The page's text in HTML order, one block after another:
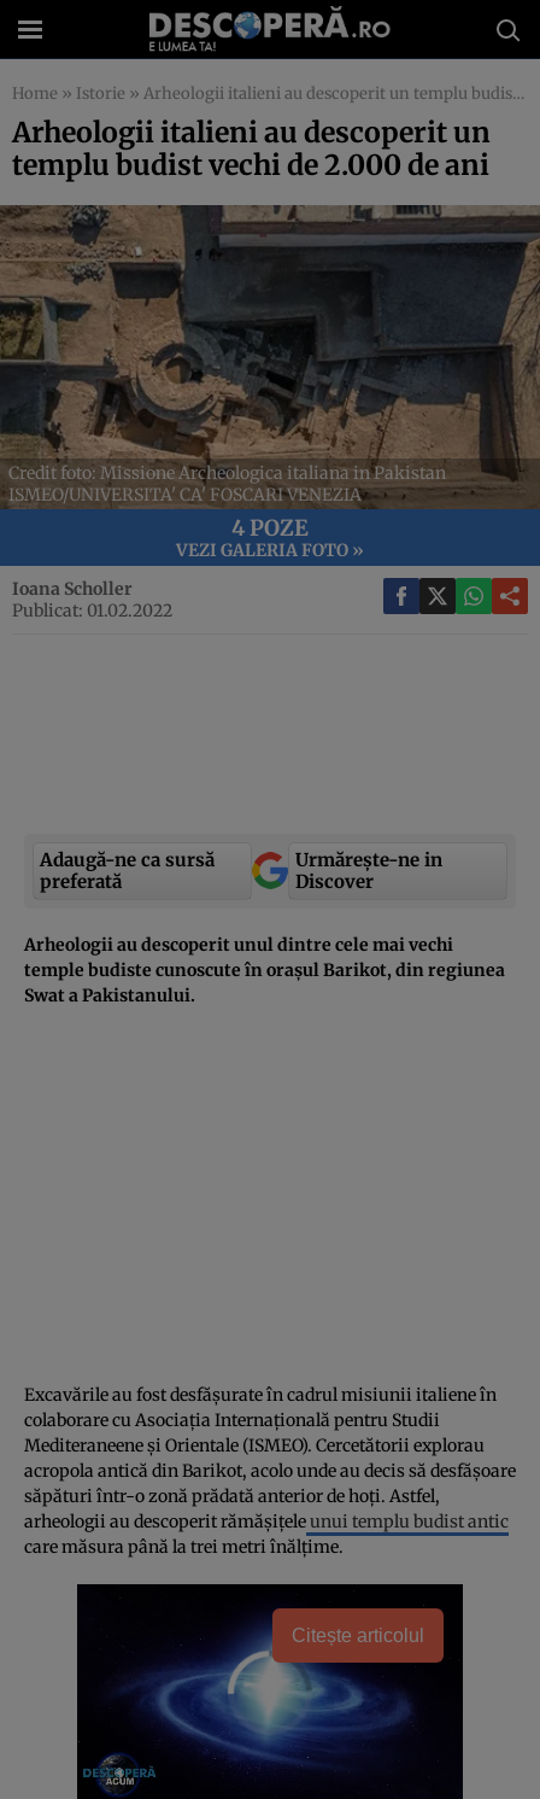
Home » Istorie » Arheologii italieni au descoperit un templu budist vechi de 2.000 de ani
Arheologii italieni au descoperit un
templu budist vechi de 2.000 de ani
Credit foto: Missione Archeologica italiana in Pakistan
ISMEO/UNIVERSITA' CA' FOSCARI VENEZIA
4 POZE
VEZI GALERIA FOTO »
Ioana Scholler
Publicat: 01.02.2022
Adaugă-ne ca sursă
preferată
Urmărește-ne in
Discover
Arheologii au descoperit unul dintre cele mai vechi
temple budiste cunoscute în orașul Barikot, din regiunea
Swat a Pakistanului.
Excavările au fost desfășurate în cadrul misiunii italiene în
colaborare cu Asociația Internațională pentru Studii
Mediteraneene și Orientale (ISMEO). Cercetătorii explorau
acropola antică din Barikot, acolo unde au decis să desfășoare
săpături într-o zonă prădată anterior de hoți. Astfel,
arheologii au descoperit rămășițeleunui templu budist antic
care măsura până la trei metri înălțime.
Citește articolul